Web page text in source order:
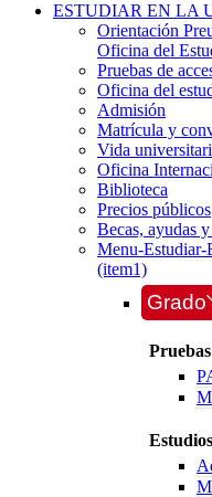
ESTUDIAR EN LA
Orientación
Oficina del
Pruebas de
Oficina del
Admisión
Matrícula y
Vida
Oficina
Biblioteca
Precios públicos
Becas, ayudas
Menu-
(item1)
Grado